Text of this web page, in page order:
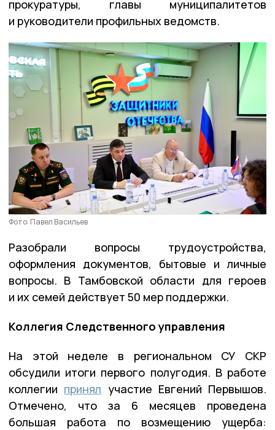
прокуратуры, главы муниципалитетов
и руководители профильных ведомств.
Фото: Павел Васильев
Разобрали вопросы трудоустройства,
оформления документов, бытовые и личные
вопросы. В Тамбовской области для героев
и их семей действует 50 мер поддержки.
Коллегия Следственного управления
На этой неделе в региональном СУ СКР
обсудили итоги первого полугодия. В работе
коллегии принял участие Евгений Первышов.
Отмечено, что за 6 месяцев проведена
большая работа по возмещению ущерба: